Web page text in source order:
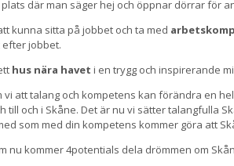
plats där man säger hej och öppnar dörrar för
kunna sitta på jobbet och ta med
jobbet.
hus nära havet i en trygg och inspirerande
vi att talang och kompetens kan förändra en
till och i Skåne. Det är nu vi sätter talangfulla
som med din kompetens kommer göra att
nu kommer 4potentials dela drömmen om